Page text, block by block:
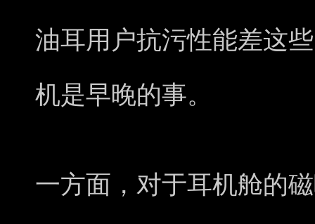
油耳用户抗污性能差这
机是早晚的事。
一方面，对于耳机舱的